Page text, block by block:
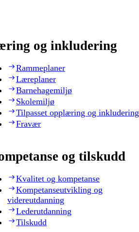
og inkludering
Rammeplaner
Læreplaner
Barnehagemiljø
Skolemiljø
Tilpasset opplæring og inkludering
Fravær
og tilskudd
Kvalitet og kompetanse
Kompetanseutvikling og
videreutdanning
Lederutdanning
Tilskudd